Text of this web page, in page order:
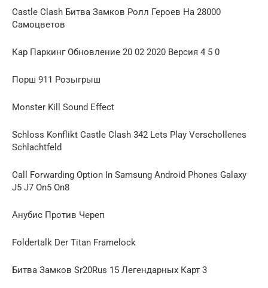
Castle Clash Битва Замков Ролл Героев На 28000
Самоцветов
Кар Паркинг Обновление 20 02 2020 Версия 4 5 0
Порш 911 Розыгрыш
Monster Kill Sound Effect
Schloss Konflikt Castle Clash 342 Lets Play Verschollenes
Schlachtfeld
Call Forwarding Option In Samsung Android Phones Galaxy
J5 J7 On5 On8
Анубис Против Череп
Foldertalk Der Titan Framelock
Битва Замков Sr20Rus 15 Легендарных Карт 3